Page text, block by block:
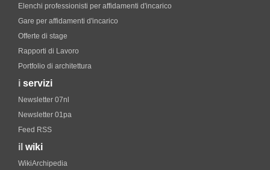
Elenchi professionisti per affidamenti d'incarico
Gare per affidamenti d'incarico
Offerte di stage
Rapporti di Lavoro
Portfolio di architettura
i servizi
Newsletter 07nl
Newsletter 01pa
Feed RSS
il wiki
WikiArchipedia